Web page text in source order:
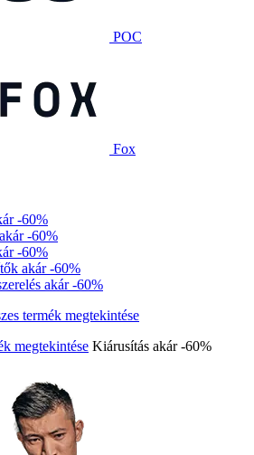
POC
Fox
-60%
-60%
-60%
akár -60%
akár -60%
megtekintése Kiárusítás akár -60%